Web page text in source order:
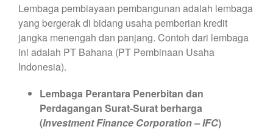
Lembaga pembiayaan pembangunan adalah lembaga
yang bergerak di bidang usaha pemberian kredit
jangka menengah dan panjang. Contoh dari lembaga
ini adalah PT Bahana (PT Pembinaan Usaha
Indonesia).
Lembaga Perantara Penerbitan dan
Perdagangan Surat-Surat berharga
(Investment Finance Corporation – IFC)